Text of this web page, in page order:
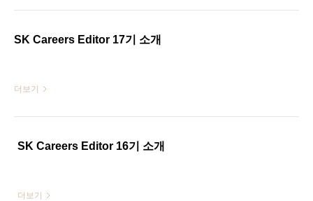
SK Careers Editor 17기 소개
더보기
SK Careers Editor 16기 소개
더보기